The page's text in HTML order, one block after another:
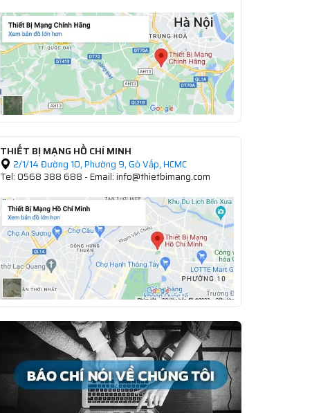
THIẾT BỊ MẠNG HỒ CHÍ MINH
2/1/14 Đường 10, Phường 9, Gò Vấp, HCMC
Tel: 0568 388 688 - Email: info@thietbimang.com